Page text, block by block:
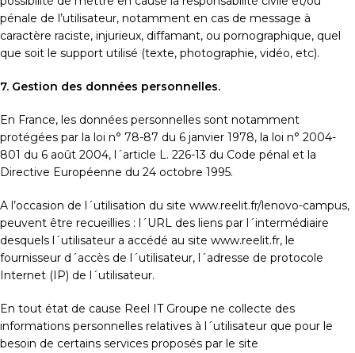
pénale de l’utilisateur, notamment en cas de message à
caractère raciste, injurieux, diffamant, ou pornographique, quel
que soit le support utilisé (texte, photographie, vidéo, etc).
7. Gestion des données personnelles.
En France, les données personnelles sont notamment
protégées par la loi n° 78-87 du 6 janvier 1978, la loi n° 2004-
801 du 6 août 2004, l´article L. 226-13 du Code pénal et la
Directive Européenne du 24 octobre 1995.
A l’occasion de l´utilisation du site www.reelit.fr/lenovo-campus,
peuvent être recueillies : l´URL des liens par l´intermédiaire
desquels l´utilisateur a accédé au site www.reelit.fr, le
fournisseur d´accès de l´utilisateur, l´adresse de protocole
Internet (IP) de l´utilisateur.
En tout état de cause Reel IT Groupe ne collecte des
informations personnelles relatives à l´utilisateur que pour le
besoin de certains services proposés par le site